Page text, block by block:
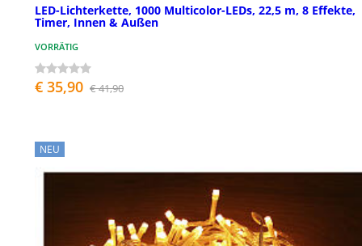
LED-Lichterkette, 1000 Multicolor-LEDs, 22,5 m, 8 Effekte,
Timer, Innen & Außen
VORRÄTIG
€ 35,90 € 41,90
NEU